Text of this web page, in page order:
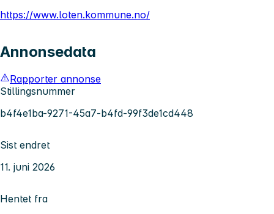
https://www.loten.kommune.no/
Annonsedata
Rapporter annonse
Stillingsnummer
b4f4e1ba-9271-45a7-b4fd-99f3de1cd448
Sist endret
11. juni 2026
Hentet fra